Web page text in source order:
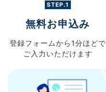
STEP.1
無料お申込み
登録フォームから 1分ほどで
ご入力 いただけます